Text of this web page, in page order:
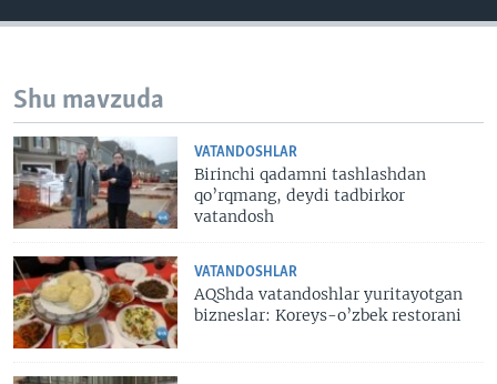
Shu mavzuda
VATANDOSHLAR
Birinchi qadamni tashlashdan
qo’rqmang, deydi tadbirkor
vatandosh
VATANDOSHLAR
AQShda vatandoshlar yuritayotgan
bizneslar: Koreys-o’zbek restorani